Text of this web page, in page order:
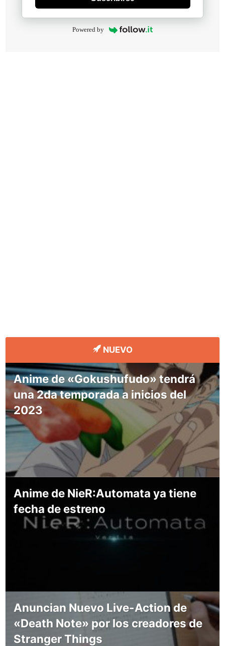
Powered by
NUEVO
Anime de «Gokushufudo» tendrá
una 2da temporada a inicios del
2023
Anime de NieR:Automata ya tiene
fecha de estreno
Anuncian Nuevo Live-Action de
«Death Note» por los creadores de
Stranger Things